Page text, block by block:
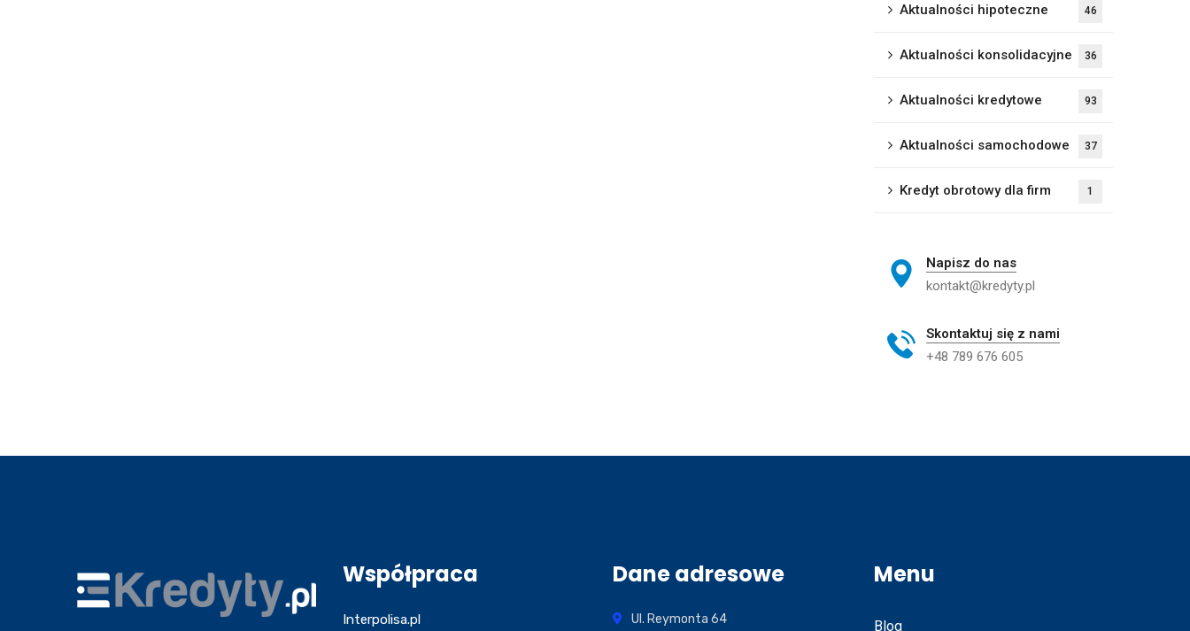
Aktualności hipoteczne 46
Aktualności konsolidacyjne 36
Aktualności kredytowe 93
Aktualności samochodowe 37
Kredyt obrotowy dla firm 1
Napisz do nas
kontakt@kredyty.pl
Skontaktuj się z nami
+48 789 676 605
Współpraca
Interpolisa.pl
Dane adresowe
Ul. Reymonta 64
Menu
Blog